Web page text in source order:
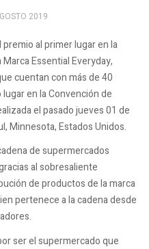
2019
al primer lugar en la
Essential Everyday,
cuentan con más de 40
en la Convención de
el pasado jueves 01 de
Minnesota, Estados Unidos.
de supermercados
al sobresaliente
de productos de la marca
pertenece a la cadena desde
ser el supermercado que